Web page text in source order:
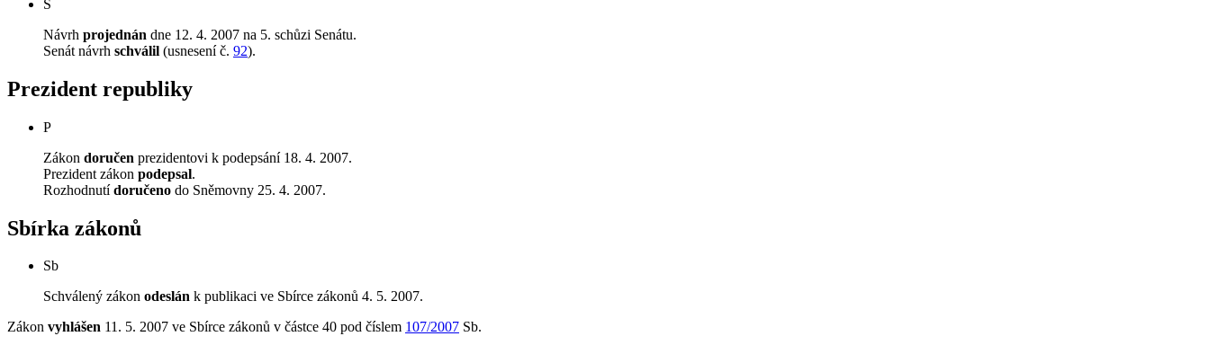
S
Návrh projednán dne 12. 4. 2007 na 5. schůzi Senátu.
Senát návrh schválil (usnesení č. 92).
Prezident republiky
P
Zákon doručen prezidentovi k podepsání 18. 4. 2007.
Prezident zákon podepsal.
Rozhodnutídoručeno do Sněmovny 25. 4. 2007.
Sbírka zákonů
Sb
Schválený zákon odeslán k publikaci ve Sbírce zákonů 4. 5. 2007.
Zákon vyhlášen 11. 5. 2007 ve Sbírce zákonů v částce 40 pod číslem 107/2007 Sb.